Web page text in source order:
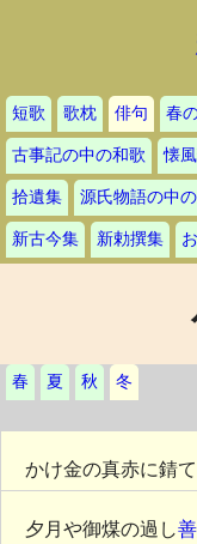
短歌 歌枕 俳句 春
古事記の中の和歌 懐
拾遺集 源氏物語の中
新古今集 新勅撰集
春 夏 秋
冬
かけ金の真赤に錆て
夕月や御煤の過し